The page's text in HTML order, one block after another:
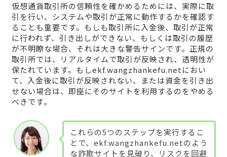
仮想通貨取引所の信頼性を確かめるためには、実際に取
引を行い、システムや取引が正常に動作するかを確認す
ることも重要です。もしも取引所に入金後、取引が正常
に行われず、引き出しができない、もしくは取引の履歴
が不明瞭な場合、それは大きな警告サインです。正規の
取引所では、リアルタイムで取引が反映され、透明性が
保たれています。もしekf.wangzhankefu.netにおい
て、入金後に取引が反映されない、または資金を引き出
せない場合は、即座にそのサイトを利用するのをやめる
べきです。
これらの5つのステップを実行するこ
とで、ekf.wangzhankefu.netのよう
な詐欺サイトを見破り、リスクを回避